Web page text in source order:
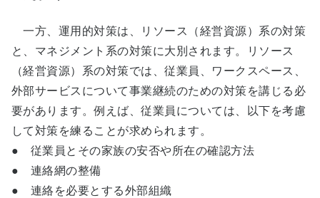
一方、運用的対策は、リソース（経営資源）系の対策
と、マネジメント系の対策に大別されます。リソース
（経営資源）系の対策では、従業員、ワークスペース、
外部サービスについて事業継続のための対策を講じる必
要があります。例えば、従業員については、以下を考慮
して対策を練ることが求められます。
● 従業員とその家族の安否や所在の確認方法
● 連絡網の整備
● 連絡を必要とする外部組織